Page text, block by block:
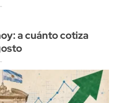
a cuánto cotiza